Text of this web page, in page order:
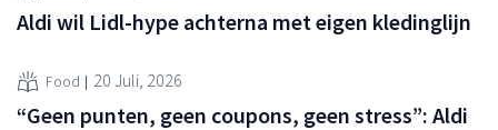
Aldi wil Lidl-hype achterna met eigen kledinglijn
Food 20 Juli, 2026
“Geen punten, geen coupons, geen stress”: Aldi